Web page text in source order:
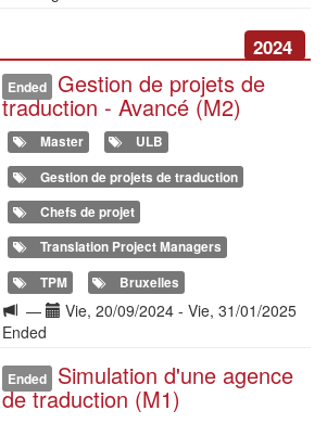
2024
Ended Gestion de projets de
traduction - Avancé (M2)
Master
ULB
Gestion de projets de traduction
Chefs de projet
Translation Project Managers
TPM
Bruxelles
Langue
de
formation
— Date(s)
Vie, 20/09/2024 - Vie, 31/01/2025
Ended
Ended Simulation d'une agence
de traduction (M1)